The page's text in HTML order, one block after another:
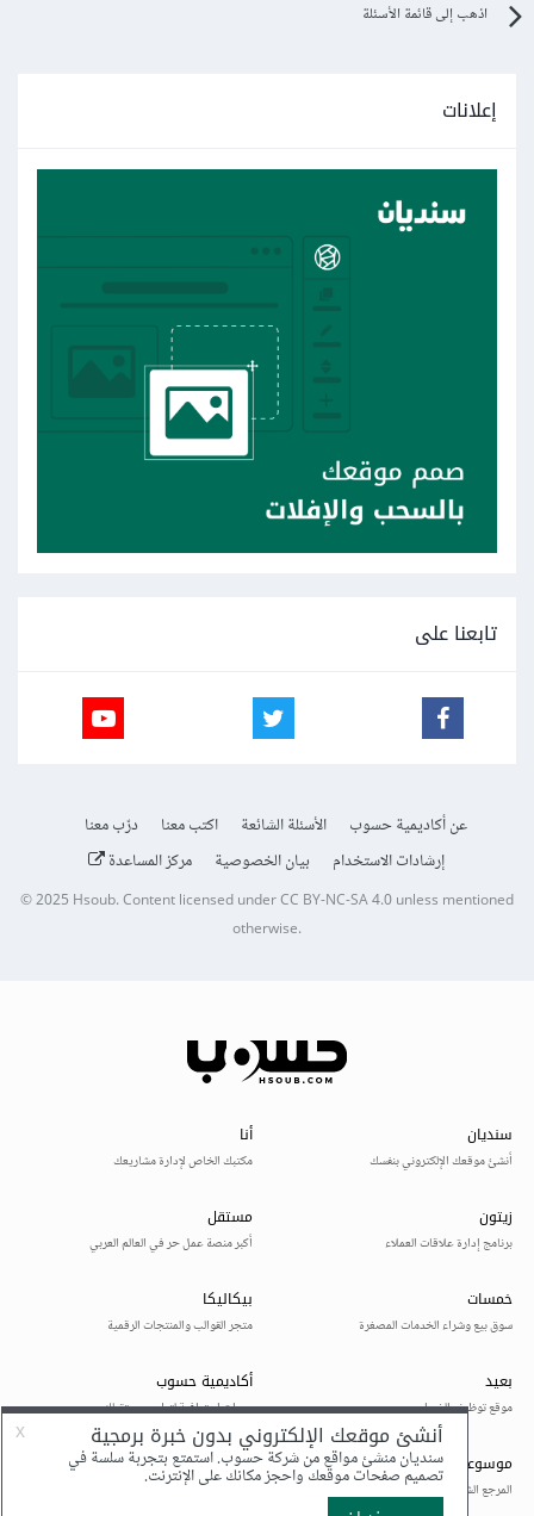
اذهب إلى قائمة الأسئلة
إعلانات
تابعنا على
عن أكاديمية حسوب الأسئلة الشائعة اكتب معنا
درّب معنا
إرشادات الاستخدام
بيان الخصوصية مركز المساعدة
© 2025Hsoub.Content licensed underCC BY-NC-SA 4.0unless mentioned
otherwise.